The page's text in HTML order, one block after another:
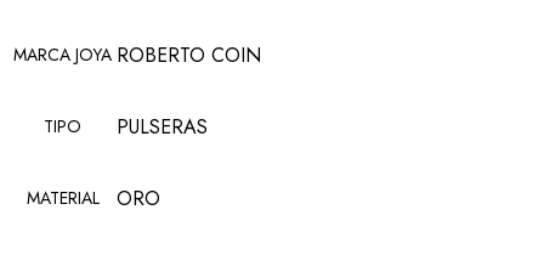
MARCA JOYA ROBERTO COIN
TIPO PULSERAS
MATERIAL ORO